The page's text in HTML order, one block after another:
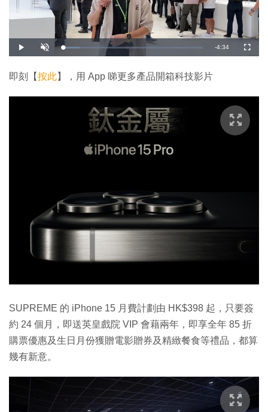
播
放
開
啟
載
入
1
3
剩
-4:34
全
螢
即刻【按此】，用 App 睇更多產品開箱科技影片
SUPREME 的 iPhone 15 月費計劃由 HK$398 起，只要簽
約 24 個月，即送英皇戲院 VIP 會藉兩年，即享全年 85 折
購票優惠及生日月份獲贈電影贈券及精緻餐食等禮品，都算
幾有新意。